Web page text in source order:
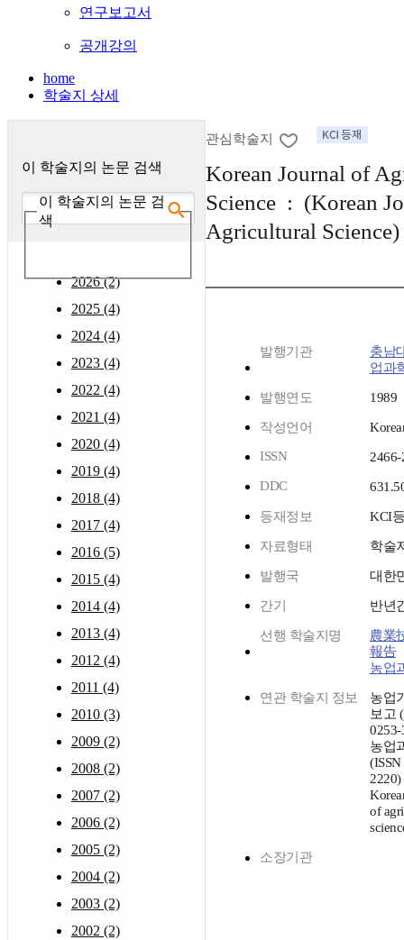
연구보고서
공개강의
home
학술지 상세
이 학술지의 논문 검색
이 학술지의 논문 검
색
2026 (2)
2025 (4)
2024 (4)
2023 (4)
2022 (4)
2021 (4)
2020 (4)
2019 (4)
2018 (4)
2017 (4)
2016 (5)
2015 (4)
2014 (4)
2013 (4)
2012 (4)
2011 (4)
2010 (3)
2009 (2)
2008 (2)
2007 (2)
2006 (2)
2005 (2)
2004 (2)
2003 (2)
2002 (2)
관심학술지
Korean Journal of
Science : (Korean
Agricultural Science)
발행기관
충남
업과
발행연도 1989
작성언어
ISSN
2466-
DDC
등재정보 KCI
자료형태 학술
발행국 대한
간기 반년
선행 학술지명
農業
報告
농업
연관 학술지 정보
농업
보고
0253-
농업
2220)
of
소장기관